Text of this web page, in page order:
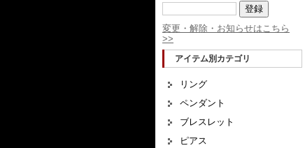
変更・解除・お知らせはこちら
>>
アイテム別カテゴリ
リング
ペンダント
ブレスレット
ピアス